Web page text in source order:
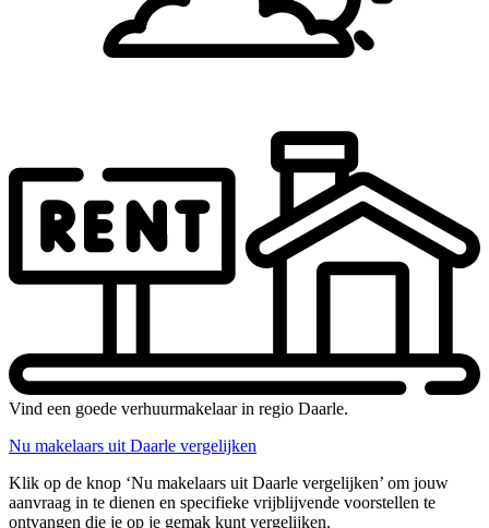
Vind een goede verhuurmakelaar in regio Daarle.
Nu makelaars uit Daarle vergelijken
Klik op de knop ‘Nu makelaars uit Daarle vergelijken’ om jouw
aanvraag in te dienen en specifieke vrijblijvende voorstellen te
ontvangen die je op je gemak kunt vergelijken.